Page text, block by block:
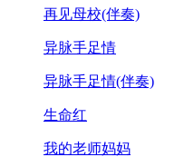
再见母校(伴奏)
异脉手足情
异脉手足情(伴奏)
生命红
我的老师妈妈